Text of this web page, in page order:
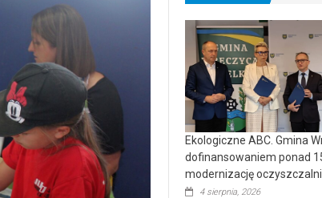
Ekologiczne ABC. Gmina
dofinansowaniem ponad
modernizację
4 sierpnia, 2026